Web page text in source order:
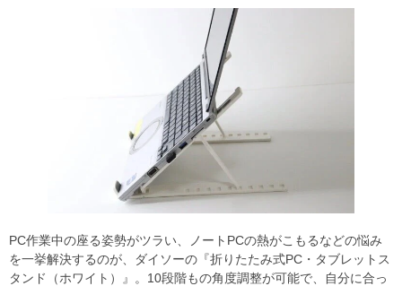
PC作業中の座る姿勢がツラい、ノートPCの熱がこもるなどの悩み
を一挙解決するのが、ダイソーの『折りたたみ式PC・タブレットス
タンド（ホワイト）』。10段階もの角度調整が可能で、自分に合っ